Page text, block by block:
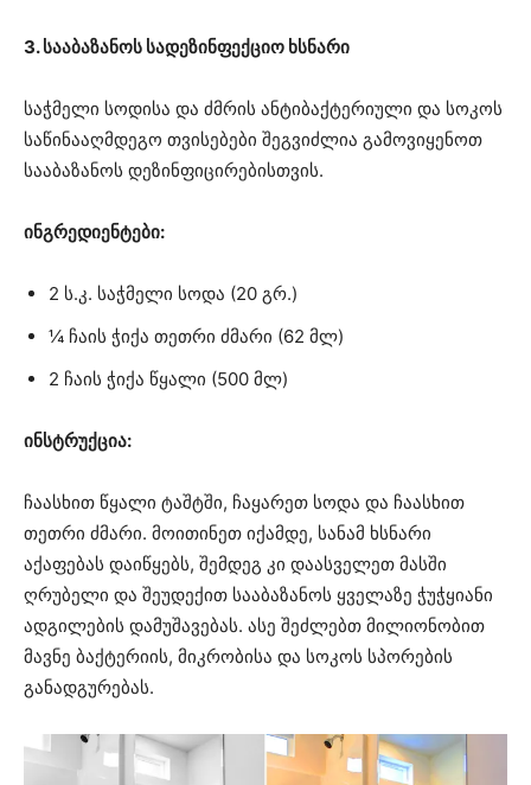
3. სააბაზანოს სადეზინფექციო ხსნარი
საჭმელი სოდისა და ძმრის ანტიბაქტერიული და სოკოს
საწინააღმდეგო თვისებები შეგვიძლია გამოვიყენოთ
სააბაზანოს დეზინფიცირებისთვის.
ინგრედიენტები:
2 ს.კ. საჭმელი სოდა (20 გრ.)
¼ ჩაის ჭიქა თეთრი ძმარი (62 მლ)
2 ჩაის ჭიქა წყალი (500 მლ)
ინსტრუქცია:
ჩაასხით წყალი ტაშტში, ჩაყარეთ სოდა და ჩაასხით
თეთრი ძმარი. მოითინეთ იქამდე, სანამ ხსნარი
აქაფებას დაიწყებს, შემდეგ კი დაასველეთ მასში
ღრუბელი და შეუდექით სააბაზანოს ყველაზე ჭუჭყიანი
ადგილების დამუშავებას. ასე შეძლებთ მილიონობით
მავნე ბაქტერიის, მიკრობისა და სოკოს სპორების
განადგურებას.